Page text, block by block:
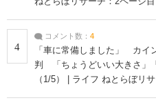
4
コメント数： 4
「車に常備しました」 カイ
判 「ちょうどいい大きさ」
（1/5） | ライフ ねとらぼリ